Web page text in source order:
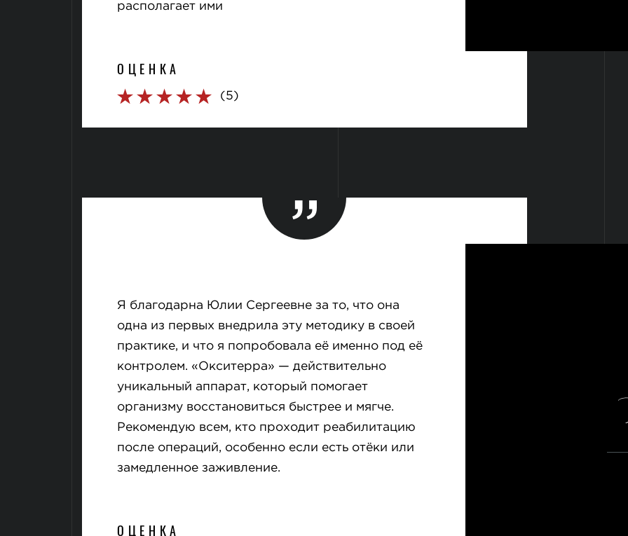
располагает ими
ОЦЕНКА
(5)
Я благодарна Юлии Сергеевне за то, что она
одна из первых внедрила эту методику в своей
практике, и что я попробовала её именно под её
контролем. «Окситерра» — действительно
уникальный аппарат, который помогает
организму восстановиться быстрее и мягче.
Рекомендую всем, кто проходит реабилитацию
после операций, особенно если есть отёки или
замедленное заживление.
ОЦЕНКА